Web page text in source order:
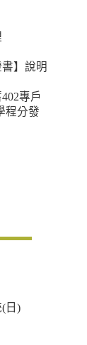
】說明
專戶
程分發
日)